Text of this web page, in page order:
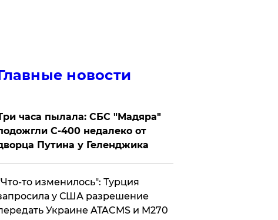
новости
часа пылала: СБС "Мадяра"
С-400 недалеко от
Путина у Геленджика
то изменилось": Турция
у США разрешение
Украине ATACMS и M270